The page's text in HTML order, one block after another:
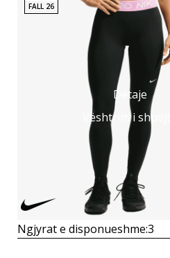
Detaje
Vështrim i shpejtë
FALL 26
Ngjyrat e disponueshme:3